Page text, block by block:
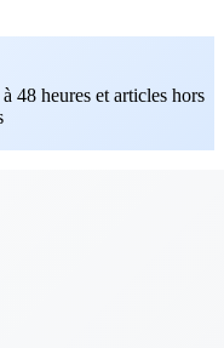
48 heures et articles hors